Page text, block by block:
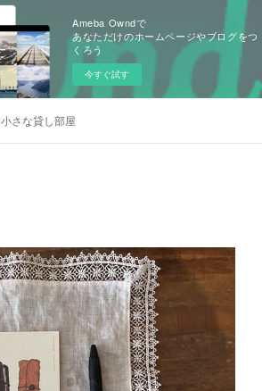
Ameba Owndで
あなただけのホームページやブログをつ
くろう
今すぐ試す
小さな貸し部屋